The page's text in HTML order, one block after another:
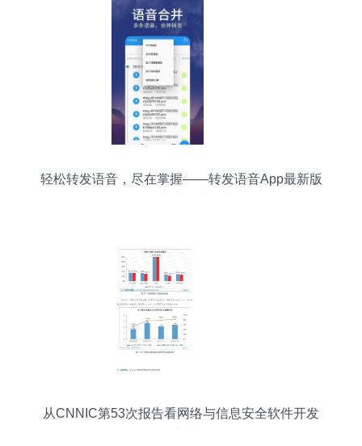
轻松转发语音，尽在掌握——转发语音App最新版
从CNNIC第53次报告看网络与信息安全软件开发